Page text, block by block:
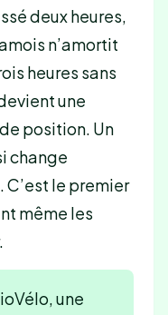
deux heures,
n’amortit
heures sans
une
position. Un
change
le premier
même les
une